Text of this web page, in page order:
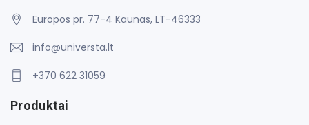
Europos pr. 77-4 Kaunas, LT-46333
info@universta.lt
+370 622 31059
Produktai